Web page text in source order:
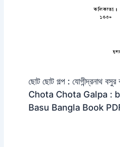
ছোট ছোট গল্প : যোগীন্দ্রনাথ বসুর
Chota Chota Galpa :
Basu Bangla Book